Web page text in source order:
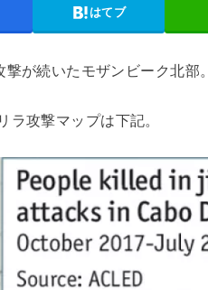
はてブ
が続いたモザンビーク北部。
攻撃マップは下記。